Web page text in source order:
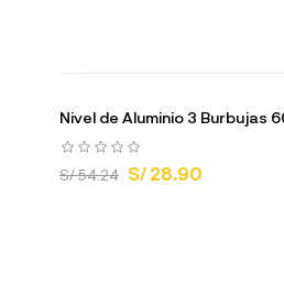
Nivel de Aluminio 3 Burbujas
S/ 54.24 S/ 28.90